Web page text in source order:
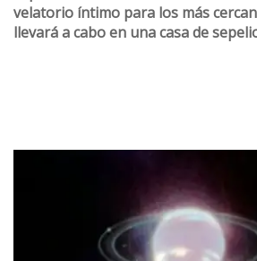
velatorio íntimo para los más
llevará a cabo en una casa de